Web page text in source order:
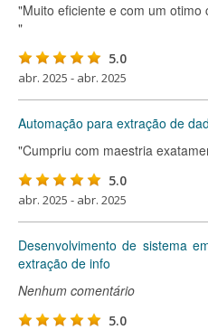
"Muito eficiente e com um
"
5.0
abr. 2025 - abr. 2025
Automação para extração de
"Cumpriu com maestria
5.0
abr. 2025 - abr. 2025
Desenvolvimento de sistema
extração de info
Nenhum comentário
5.0